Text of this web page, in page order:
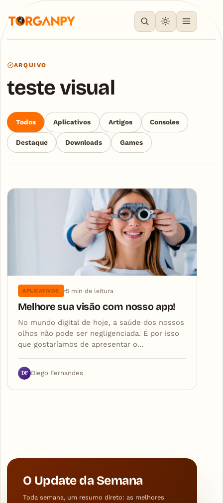
ARQUIVO
teste visual
Todos Aplicativos Artigos Consoles
Destaque Downloads Games
Articles
APLICATIVOS 5 min de leitura
Melhore sua visão com nosso app!
No mundo digital de hoje, a saúde dos nossos
olhos não pode ser negligenciada. É por isso
que gostaríamos de apresentar o…
DF Diego Fernandes
O Update da Semana
Toda semana, um resumo direto: as melhores